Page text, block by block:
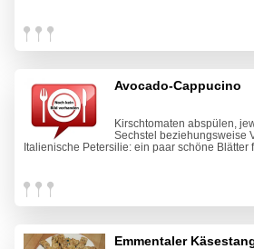
Avocado-Cappucino
Kirschtomaten abspülen,
Sechstel beziehungsweise
Italienische Petersilie: ein paar schöne Blätter
Emmentaler